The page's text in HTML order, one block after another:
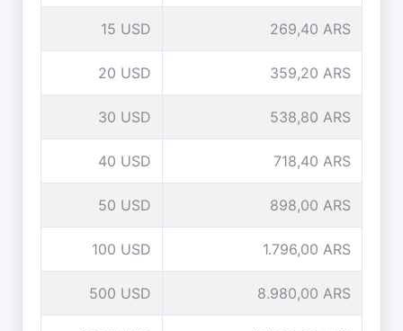
15 USD 269,40 ARS
20 USD 359,20 ARS
30 USD 538,80 ARS
40 USD 718,40 ARS
50 USD 898,00 ARS
100 USD 1.796,00 ARS
500 USD 8.980,00 ARS